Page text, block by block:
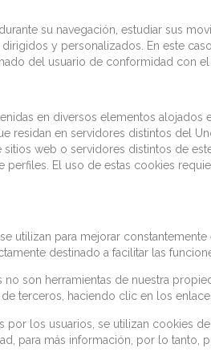
su navegación, estudiar sus
y personalizados. En este
del usuario de conformidad con
en diversos elementos alojados
en servidores distintos del
web o servidores distintos de
El uso de estas cookies
utilizan para mejorar
destinado a facilitar las
son herramientas de nuestra
terceros, haciendo clic en los
los usuarios, se utilizan cookies
para más información, por lo